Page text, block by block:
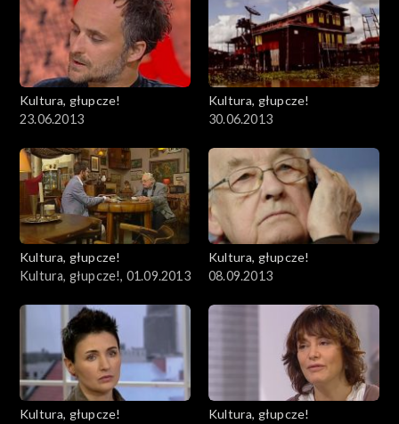
Kultura, głupcze!
23.06.2013
Kultura, głupcze!
30.06.2013
Kultura, głupcze!
Kultura, głupcze!, 01.09.2013
Kultura, głupcze!
08.09.2013
Kultura, głupcze!
Kultura, głupcze!